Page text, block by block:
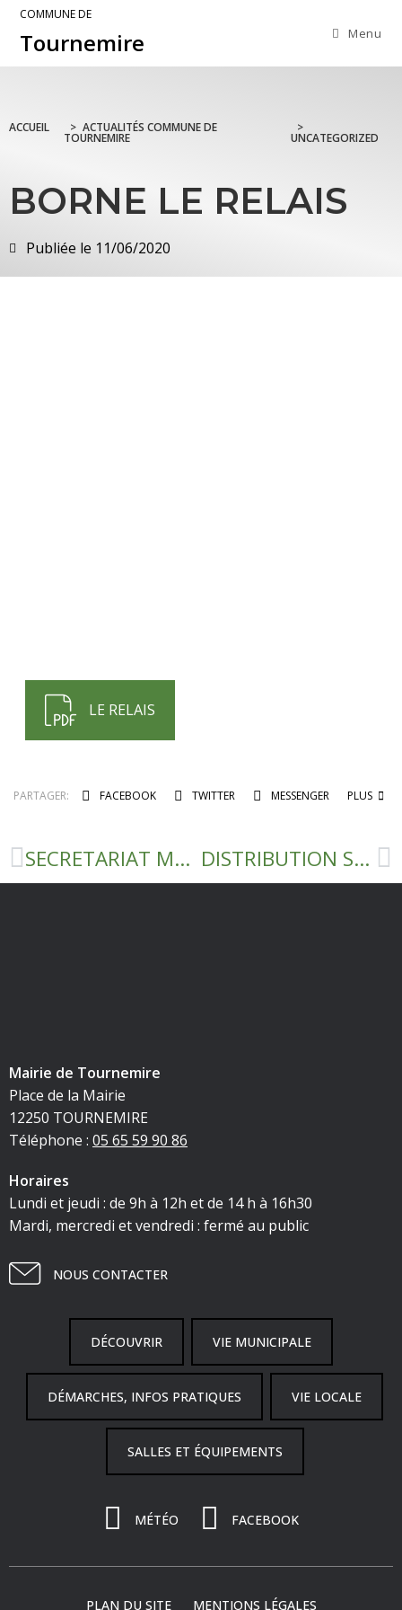
COMMUNE DE
Tournemire Menu
ACCUEIL > ACTUALITÉS COMMUNE DE
TOURNEMIRE
>
UNCATEGORIZED
BORNE LE RELAIS
Publiée le 11/06/2020
LE RELAIS
PARTAGER: FACEBOOK TWITTER MESSENGER PLUS
SECRETARIAT MAIRIE DISTRIBUTION SACS JAUNE ET MASQUES
Mairie de Tournemire
Place de la Mairie
12250 TOURNEMIRE
Téléphone : 05 65 59 90 86
Horaires
Lundi et jeudi : de 9h à 12h et de 14 h à 16h30
Mardi, mercredi et vendredi : fermé au public
NOUS CONTACTER
DÉCOUVRIR VIE MUNICIPALE
DÉMARCHES, INFOS PRATIQUES VIE LOCALE
SALLES ET ÉQUIPEMENTS
MÉTÉO FACEBOOK
PLAN DU SITE MENTIONS LÉGALES